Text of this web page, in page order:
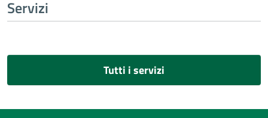
Servizi
Tutti i servizi